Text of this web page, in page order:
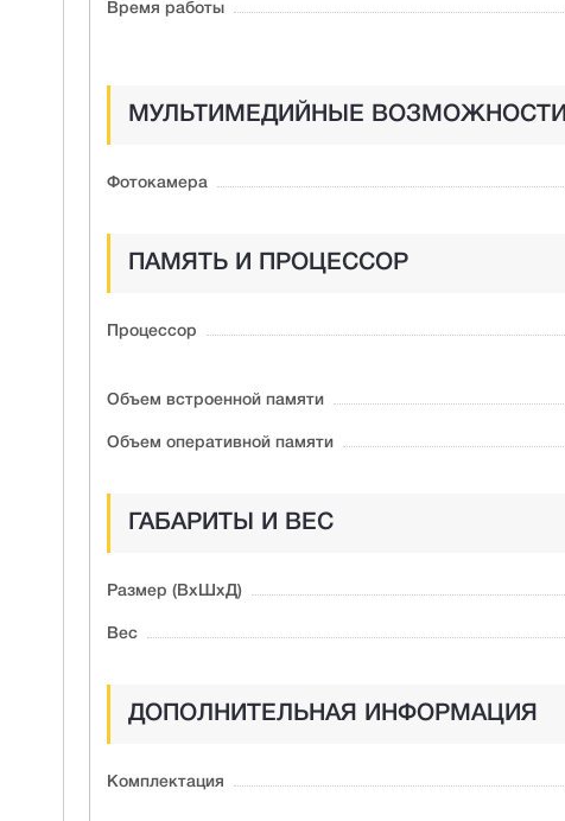
Время работы
МУЛЬТИМЕДИЙНЫЕ ВОЗМОЖНОСТИ
Фотокамера
ПАМЯТЬ И ПРОЦЕССОР
Процессор
Объем встроенной памяти
Объем оперативной памяти
ГАБАРИТЫ И ВЕС
Размер (ВxШxД)
Вес
ДОПОЛНИТЕЛЬНАЯ ИНФОРМАЦИЯ
Комплектация